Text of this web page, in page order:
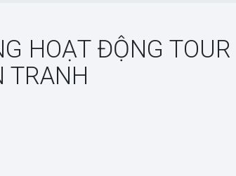
HOẠT ĐỘNG TOUR
TRANH